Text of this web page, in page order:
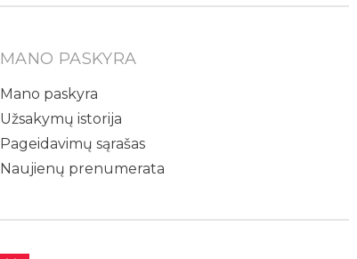
MANO PASKYRA
Mano paskyra
Užsakymų istorija
Pageidavimų sąrašas
Naujienų prenumerata